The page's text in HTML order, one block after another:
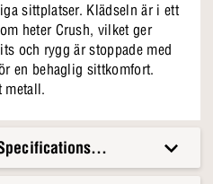
sittplatser. Klädseln är i ett
heter Crush, vilket ger
och rygg är stoppade med
en behaglig sittkomfort.
metall.